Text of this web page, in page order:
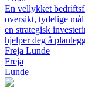
En vellykket
oversikt, tydelige
en strategisk
hjelper deg å
Freja Lunde
Freja
Lunde